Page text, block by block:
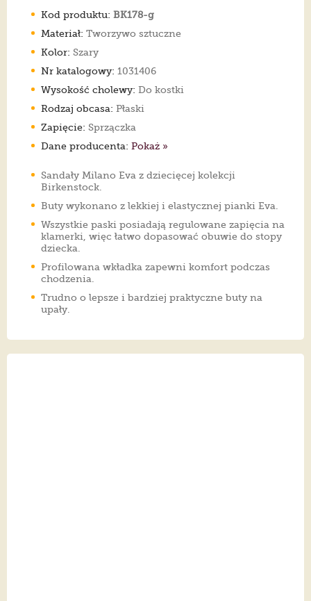
Kod produktu: BK178-g
Materiał: Tworzywo sztuczne
Kolor: Szary
Nr katalogowy: 1031406
Wysokość cholewy: Do kostki
Rodzaj obcasa: Płaski
Zapięcie: Sprzączka
Dane producenta: Pokaż »
Sandały Milano Eva z dziecięcej kolekcji
Birkenstock.
Buty wykonano z lekkiej i elastycznej pianki Eva.
Wszystkie paski posiadają regulowane zapięcia na
klamerki, więc łatwo dopasować obuwie do stopy
dziecka.
Profilowana wkładka zapewni komfort podczas
chodzenia.
Trudno o lepsze i bardziej praktyczne buty na
upały.